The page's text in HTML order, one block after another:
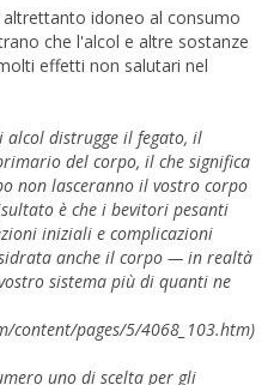
idoneo al consumo
che l'alcol e altre sostanze
effetti non salutari nel
alcol distrugge il fegato, il
del corpo, il che significa
non lasceranno il vostro corpo
è che i bevitori pesanti
iniziali e complicazioni
anche il corpo — in realtà
sistema più di quanti ne
content/pages/5/4068_103.htm)
uno di scelta per gli